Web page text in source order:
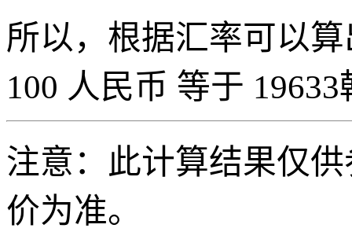
所以，根据汇率可以
100 人民币 等于
注意：此计算结果仅
价为准。